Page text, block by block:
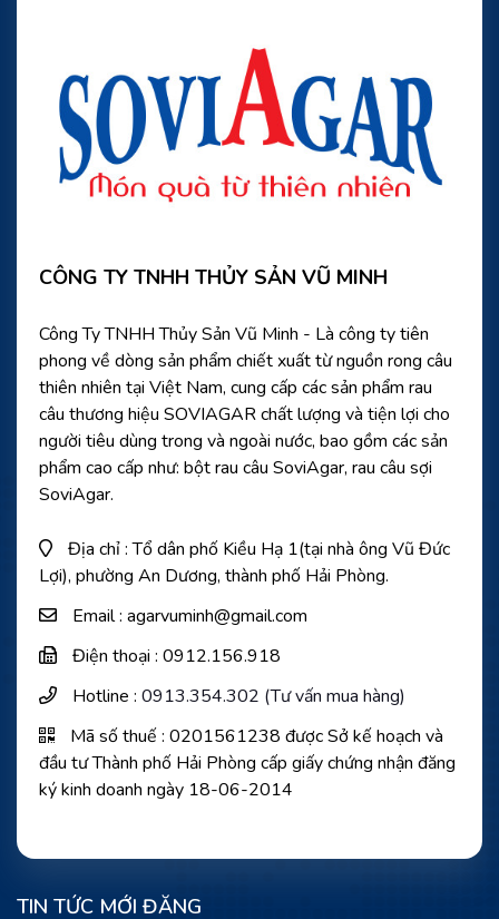
CÔNG TY TNHH THỦY SẢN VŨ MINH
Công Ty TNHH Thủy Sản Vũ Minh - Là công ty tiên
phong về dòng sản phẩm chiết xuất từ nguồn rong câu
thiên nhiên tại Việt Nam, cung cấp các sản phẩm rau
câu thương hiệu SOVIAGAR chất lượng và tiện lợi cho
người tiêu dùng trong và ngoài nước, bao gồm các sản
phẩm cao cấp như: bột rau câu SoviAgar, rau câu sợi
SoviAgar.
Địa chỉ : Tổ dân phố Kiều Hạ 1(tại nhà ông Vũ Đức
Lợi), phường An Dương, thành phố Hải Phòng.
Email : agarvuminh@gmail.com
Điện thoại : 0912.156.918
Hotline : 0913.354.302 (Tư vấn mua hàng)
Mã số thuế : 0201561238 được Sở kế hoạch và
đầu tư Thành phố Hải Phòng cấp giấy chứng nhận đăng
ký kinh doanh ngày 18-06-2014
TIN TỨC MỚI ĐĂNG